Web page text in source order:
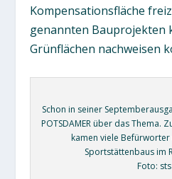
Kompensationsfläche
genannten Bauprojekten
Grünflächen nachweisen
Schon in seiner
POTSDAMER über das Thema.
kamen viele
Sportstättenbaus im
Foto: sts